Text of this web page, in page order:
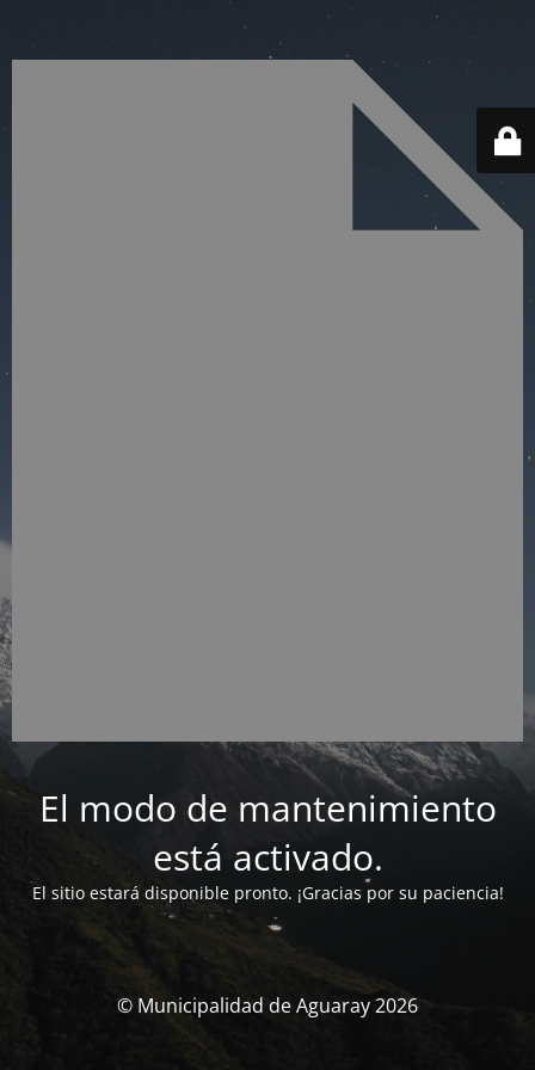
El modo de mantenimiento
está activado.
El sitio estará disponible pronto. ¡Gracias por su paciencia!
© Municipalidad de Aguaray 2026